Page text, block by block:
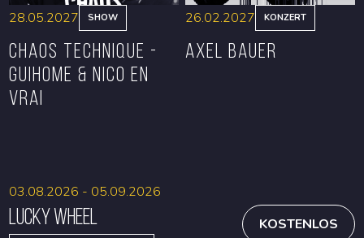
28.05.2027 SHOW
CHAOS TECHNIQUE -
GUIHOME & NICO EN
VRAI
26.02.2027 KONZERT
Axel Bauer
Lucky Wheel
03.08.2026 - 05.09.2026
KOSTENLOS